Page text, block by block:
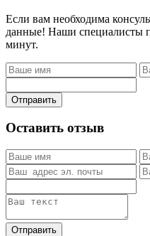
Если вам необходима
данные! Наши специалисты
минут.
Отправить
Оставить отзыв
Отправить